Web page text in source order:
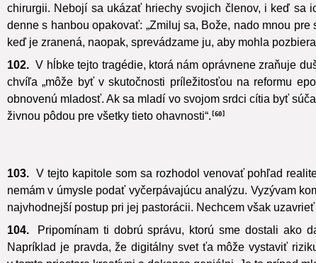
chirurgii. Nebojí sa ukázať hriechy svojich členov, i keď sa
denne s hanbou opakovať: „Zmiluj sa, Bože, nado mnou
keď je zranená, na­opak, sprevádzame ju, aby mohla
102.
V hĺbke tejto tragédie, ktorá nám oprávnene zraňuje
chvíľa „môže byť v skutočnosti príležitosťou na reformu
obnovenú mladosť. Ak sa mladí vo svojom srdci cítia byť
živnou pôdou pre všetky tieto ohavnosti“.
103.
V tejto kapitole som sa rozhodol venovať pohľad
nemám v úmysle podať vyčerpávajúcu analýzu. Vyzývam
najvhodnejší postup pri jej pastorácii. Nechcem však
104.
Pripomínam ti dobrú správu, ktorú sme dostali ako
Napríklad je pravda, že digitálny svet ťa môže vystaviť